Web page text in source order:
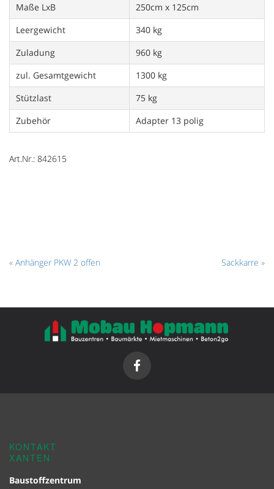
Maße LxB
250cm x 125cm
Leergewicht
340 kg
Zuladung
960 kg
zul. Gesamtgewicht
1300 kg
Stützlast
75 kg
Zubehör
Adapter 13 polig
Art.Nr.: 842615
« Anhänger PKW 2 offen Sackkarre »
KONTAKT
XANTEN
Baustoffzentrum